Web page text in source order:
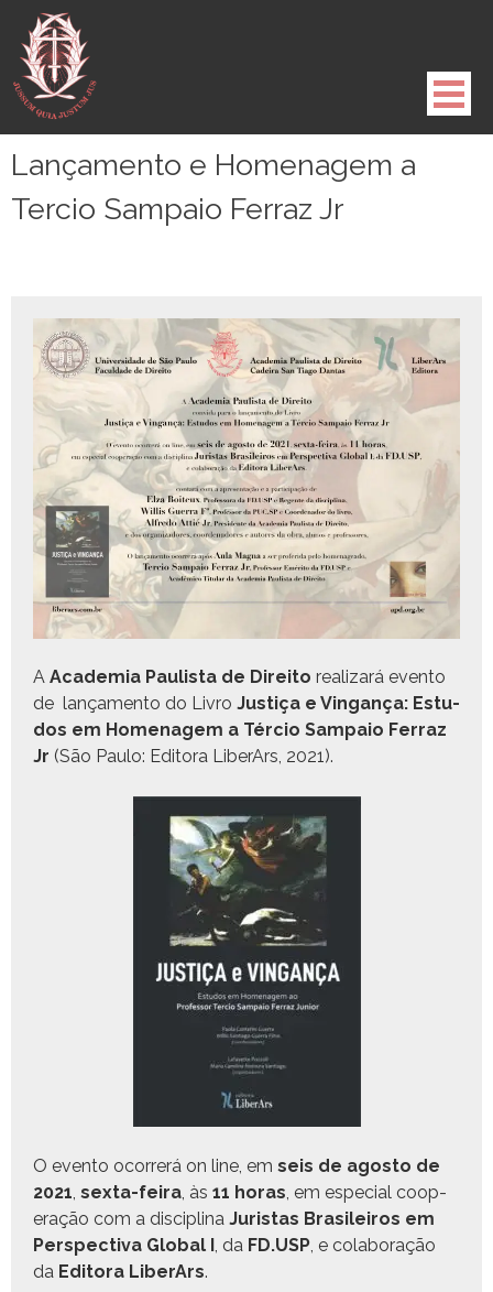
para
conteúdo
Lançamento e Homenagem a
Tercio Sampaio Ferraz Jr
A Acad­e­mia Paulista de Dire­ito realizará even­to
de lança­men­to do Livro Justiça e Vin­gança: Estu­
dos em Hom­e­nagem a Tér­cio Sam­paio Fer­raz
Jr (São Paulo: Edi­to­ra Lib­er­Ars, 2021).
O even­to ocor­rerá on line, em seis de agos­to de
2021, sex­ta-feira, às 11 horas, em espe­cial coop­
er­ação com a dis­ci­plina Juris­tas Brasileiros em
Per­spec­ti­va Glob­al I, da FD.USP, e colab­o­ração
da Edi­to­ra Lib­er­Ars.